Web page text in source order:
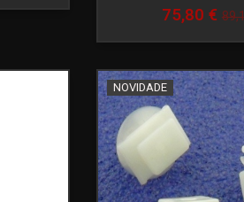
75,80 €
NOVIDADE